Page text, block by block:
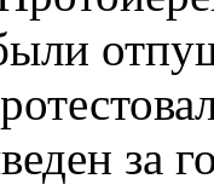
за